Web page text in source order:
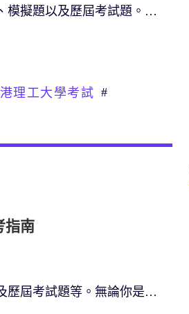
模擬題以及歷屆考試題。…
理工大學考試 #
指南
歷屆考試題等。無論你是…